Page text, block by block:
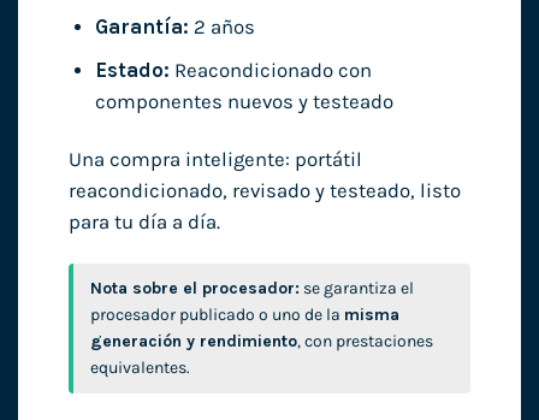
Garantía: 2 años
Estado: Reacondicionado con
componentes nuevos y testeado
Una compra inteligente: portátil
reacondicionado, revisado y testeado, listo
para tu día a día.
Nota sobre el procesador: se garantiza el
procesador publicado o uno de la misma
generación y rendimiento, con prestaciones
equivalentes.